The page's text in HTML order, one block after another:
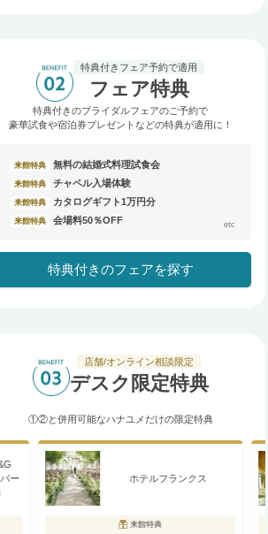
特典付きフェア予約で適用
フェア特典
特典付きのブライダルフェアのご予約で
豪華試食や宿泊券プレゼントなどの特典が適用に！
来館特典 無料の結婚式料理試食会
来館特典 チャペル入場体験
来館特典 カタログギフト1万円分
来館特典 会場料50％OFF etc
特典付きのフェアを探す
店舗/オンライン相談限定
デスク限定特典
①②と併用可能なハナユメだけの限定特典
ホテルフランクス
来館特典